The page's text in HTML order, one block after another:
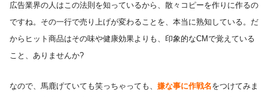
広告業界の人はこの法則を知っているから、散々コピーを作りに作るの
ですね。その一行で売り上げが変わることを、本当に熟知している。だ
からヒット商品はその味や健康効果よりも、印象的なCMで覚えている
こと、ありませんか?
なので、馬鹿げていても笑っちゃっても、 嫌な事に作戦名をつけてみま